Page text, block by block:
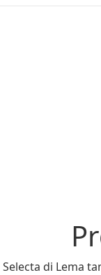
Selecta di Lema